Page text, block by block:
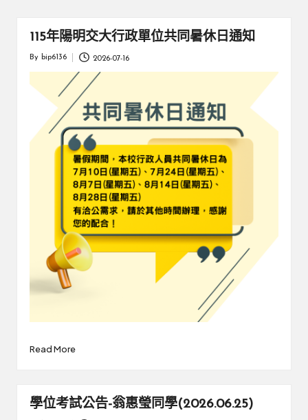
115年陽明交大行政單位共同暑休日通知
Posted
by
By bip6136 2026-07-16
Read More
學位考試公告-翁惠瑩同學(2026.06.25)